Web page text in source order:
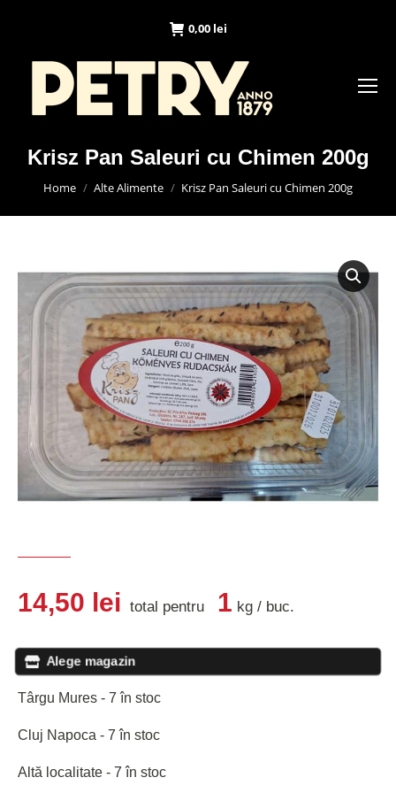
0,00 lei
Krisz Pan Saleuri cu Chimen 200g
You are here:
Home Alte Alimente Krisz Pan Saleuri cu Chimen 200g
14,50 lei total pentru 1 kg / buc.
Alege magazin
Târgu Mures - 7 în stoc
Cluj Napoca - 7 în stoc
Altă localitate - 7 în stoc